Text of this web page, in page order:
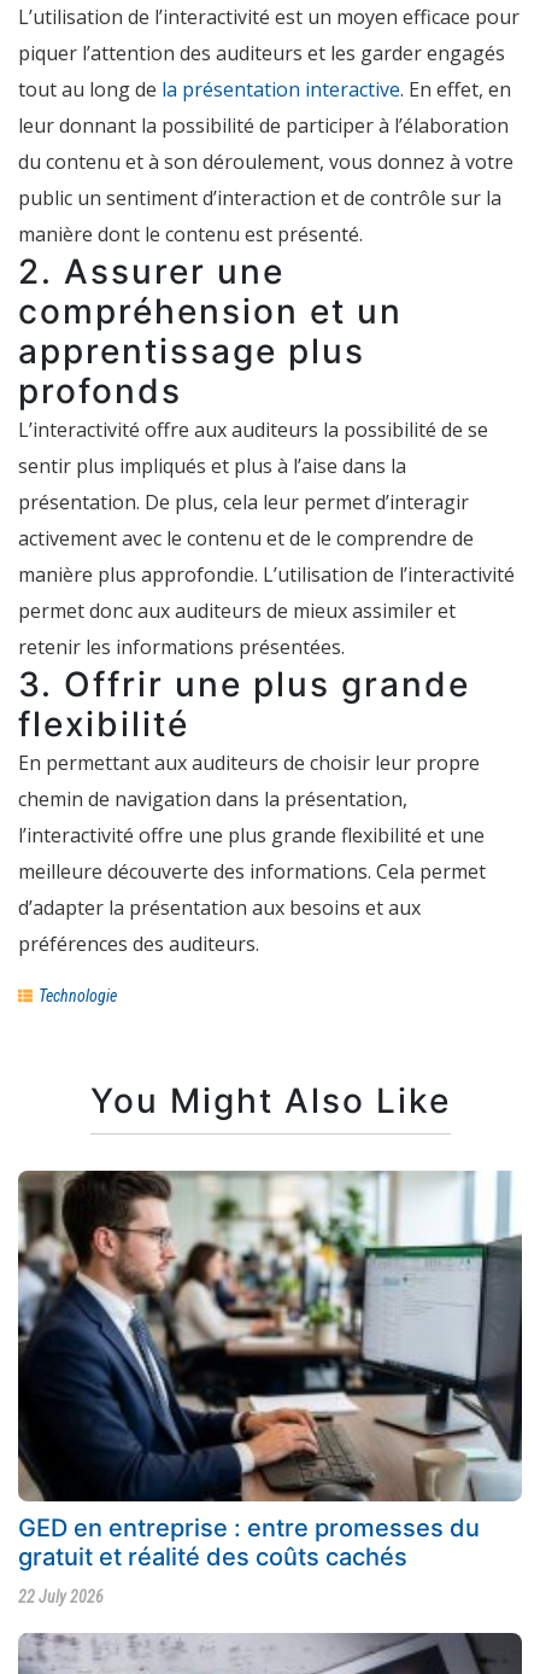
L’utilisation de l’interactivité est un moyen efficace pour
piquer l’attention des auditeurs et les garder engagés
tout au long de la présentation interactive. En effet, en
leur donnant la possibilité de participer à l’élaboration
du contenu et à son déroulement, vous donnez à votre
public un sentiment d’interaction et de contrôle sur la
manière dont le contenu est présenté.
2. Assurer une
compréhension et un
apprentissage plus
profonds
L’interactivité offre aux auditeurs la possibilité de se
sentir plus impliqués et plus à l’aise dans la
présentation. De plus, cela leur permet d’interagir
activement avec le contenu et de le comprendre de
manière plus approfondie. L’utilisation de l’interactivité
permet donc aux auditeurs de mieux assimiler et
retenir les informations présentées.
3. Offrir une plus grande
flexibilité
En permettant aux auditeurs de choisir leur propre
chemin de navigation dans la présentation,
l’interactivité offre une plus grande flexibilité et une
meilleure découverte des informations. Cela permet
d’adapter la présentation aux besoins et aux
préférences des auditeurs.
Technologie
You Might Also Like
GED en entreprise : entre promesses du
gratuit et réalité des coûts cachés
22 July 2026